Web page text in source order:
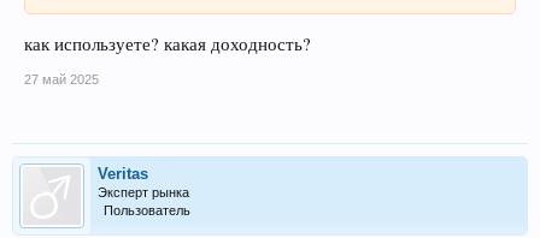
как используете? какая доходность?
27 май 2025
Veritas
Эксперт рынка
Пользователь